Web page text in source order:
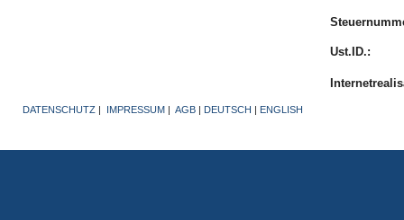
Ust.ID.:
DATENSCHUTZ | IMPRESSUM | AGB | DEUTSCH | ENGLISH